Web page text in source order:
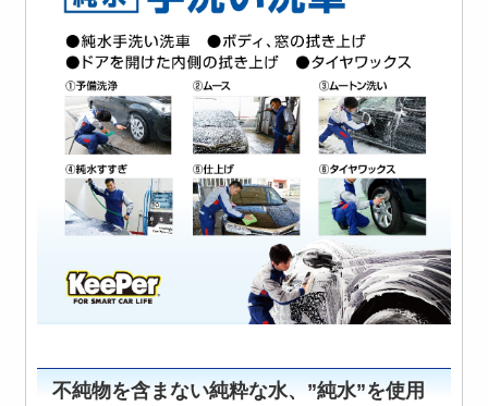
不純物を含まない純粋な水、”純水”を使用